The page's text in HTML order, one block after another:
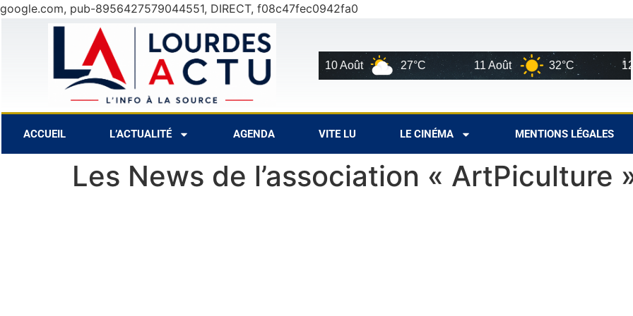
google.com, pub-8956427579044551, DIRECT, f08c47fec0942fa0
30°C 9 Août 31°C 10 Août 27°C 11 Août 32°C 12
ACCUEIL L’ACTUALITÉ AGENDA VITE LU LE CINÉMA MENTIONS LÉGALES
Les News de l’association « ArtPiculture